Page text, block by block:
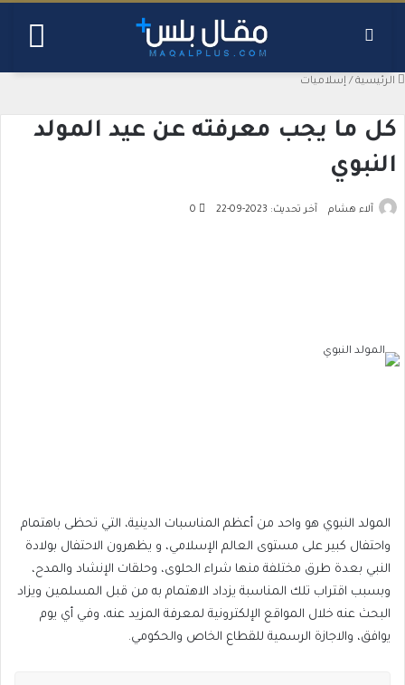
الرئيسية / إسلاميات
كل ما يجب معرفته عن عيد المولد
النبوي
آلاء هشام آخر تحديث: 2023-09-22 0
المولد النبوي هو واحد من أعظم المناسبات الدينية، التي تحظى باهتمام
واحتفال كبير على مستوى العالم الإسلامي، و يظهرون الاحتفال بولادة
النبي بعدة طرق مختلفة منها شراء الحلوى، وحلقات الإنشاد والمدح،
وبسبب اقتراب تلك المناسبة يزداد الاهتمام به من قبل المسلمين ويزاد
البحث عنه خلال المواقع الإلكترونية لمعرفة المزيد عنه، وفي أي يوم
يوافق، والاجازة الرسمية للقطاع الخاص والحكومي.